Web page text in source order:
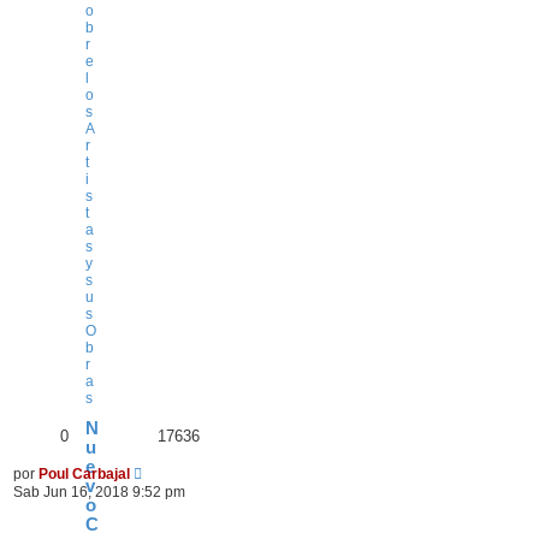
o
b
r
e
l
o
s
A
r
t
i
s
t
a
s
y
s
u
s
O
b
r
a
s
N
u
e
v
o
C
0 17636
por Poul Carbajal
Sab Jun 16, 2018 9:52 pm